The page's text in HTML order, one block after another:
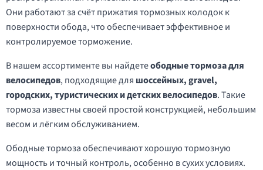
Они работают за счёт прижатия тормозных колодок к
поверхности обода, что обеспечивает эффективное и
контролируемое торможение.
В нашем ассортименте вы найдетеободные тормоза для
велосипедов, подходящие для шоссейных, gravel,
городских, туристических и детских велосипедов. Такие
тормоза известны своей простой конструкцией, небольшим
весом и лёгким обслуживанием.
Ободные тормоза обеспечивают хорошую тормозную
мощность и точный контроль, особенно в сухих условиях.